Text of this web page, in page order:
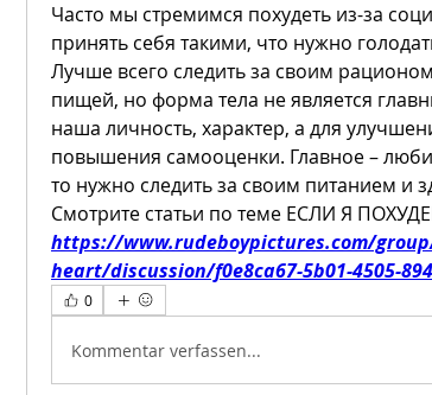
Часто мы стремимся похудеть из-за
принять себя такими, что нужно
Лучше всего следить за своим
пищей, но форма тела не является
наша личность, характер, а для
повышения самооценки. Главное –
то нужно следить за своим питанием и
Смотрите статьи по теме ЕСЛИ Я
https://www.rudeboypictures.com/
heart/discussion/f0e8ca67-5b01-4505-
0
Kommentar verfassen...